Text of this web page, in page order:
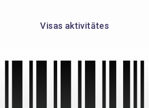
Visas aktivitātes